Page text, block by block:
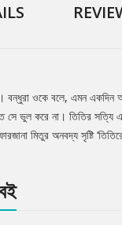
বন্ধুরা ওকে বলে, এমন
সে ভুল করে না। তিতির সত্যি
মিতুর অনবদ্য সৃষ্টি